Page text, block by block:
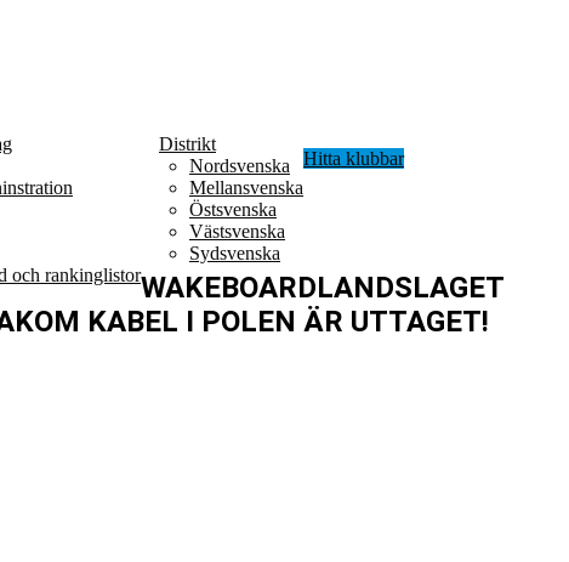
och rankinglistor
Distrikt
Nordsvenska
Mellansvenska
Östsvenska
Västsvenska
Sydsvenska
Hitta klubbar
WAKEBOARDLANDSLAGET
KABEL I POLEN ÄR UTTAGET!